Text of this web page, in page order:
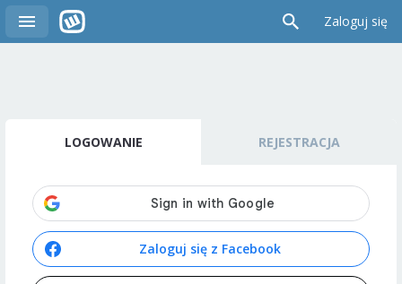
Zaloguj się
LOGOWANIE REJESTRACJA
Zaloguj się z Facebook